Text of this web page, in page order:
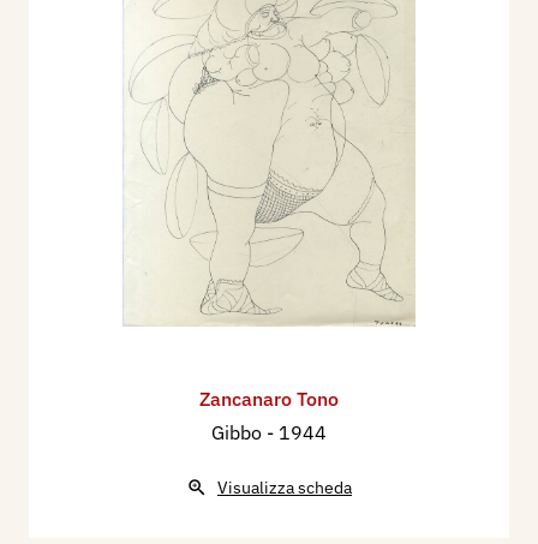
Zancanaro Tono
Gibbo - 1944
Visualizza scheda